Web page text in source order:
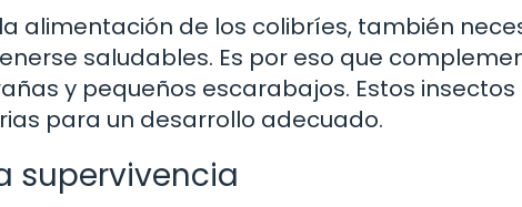
alimentación de los colibríes, también
saludables. Es por eso que
y pequeños escarabajos. Estos insectos
para un desarrollo adecuado.
supervivencia